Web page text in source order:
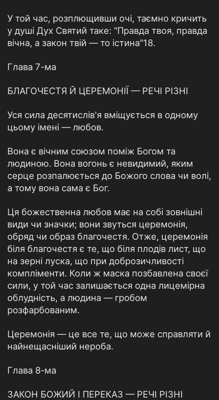
У той час, розплющивши очі, таємно кричить
у душі Дух Святий таке: "Правда твоя, правда
вічна, а закон твій — то істина"18.
Глава 7-ма
БЛАГОЧЕСТЯ Й ЦЕРЕМОНІЇ — РЕЧІ РІЗНІ
Уся сила десятислів'я вміщується в одному
цьому імені — любов.
Вона є вічним союзом поміж Богом та
людиною. Вона вогонь є невидимий, яким
серце розпалюється до Божого слова чи волі,
а тому вона сама є Бог.
Ця божественна любов має на собі зовнішні
види чи значки; вони звуться церемонія,
обряд чи образ благочестя. Отже, церемонія
біля благочестя є те, що біля плодів лист, що
на зерні луска, що при доброзичливості
компліменти. Коли ж маска позбавлена своєї
сили, у той час залишається одна лицемірна
облудність, а людина — гробом
розфарбованим.
Церемонія — це все те, що може справляти й
найнещасніший нероба.
Глава 8-ма
ЗАКОН БОЖИЙ І ПЕРЕКАЗ — РЕЧІ РІЗНІ